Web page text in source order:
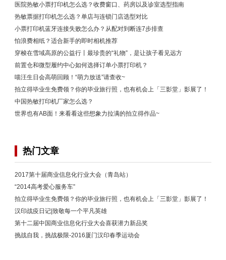
医院热敏小票打印机怎么选？收费窗口、药房以及诊室选型指南
热敏票据打印机怎么选？单店与连锁门店选型对比
小票打印机蓝牙连接失败怎么办？从配对到断连7步排查
怕浪费相纸？适合新手的即时相机推荐
穿梭在雪域高原的公益行丨最珍贵的“礼物”，是让孩子看见远方
前置仓和微型履约中心如何选择订单小票打印机？
喵汪生日会高萌回顾！“萌力放送”请查收~
拍立得毕业生免费领？你的毕业旅行照，也有机会上「三影堂」影展了！
中国热敏打印机厂家怎么选？
世界也有AB面！来看看这些想象力拉满的拍立得作品~
热门文章
2017第十届商业信息化行业大会（青岛站）
“2014高考爱心服务车”
拍立得毕业生免费领？你的毕业旅行照，也有机会上「三影堂」影展了！
汉印战疫日记|致敬每一个平凡英雄
第十二届中国商业信息化行业大会喜获潜力新品奖
挑战自我，挑战极限-2016厦门汉印春季运动会